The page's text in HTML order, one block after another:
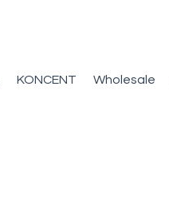
KONCENT Wholesale